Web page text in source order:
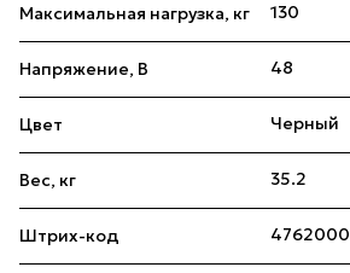
Максимальная нагрузка, кг 130
Напряжение, В 48
Цвет Черный
Вес, кг 35.2
Штрих-код 4762000